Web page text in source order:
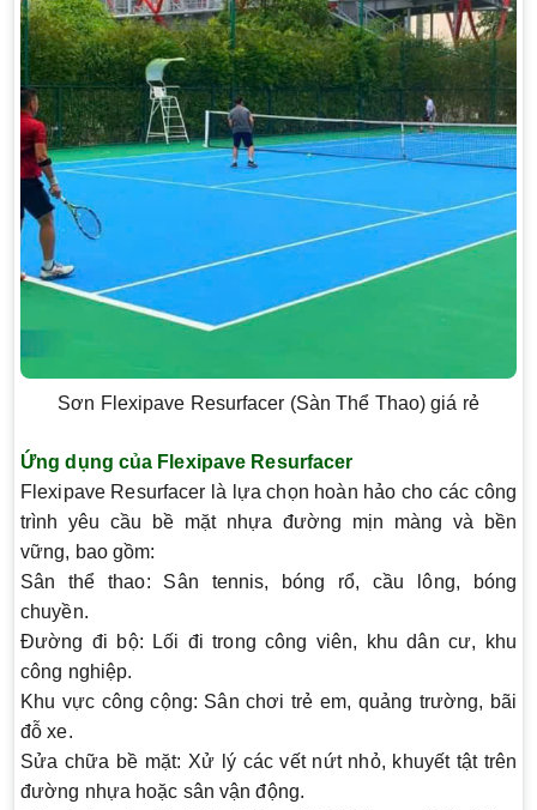
Sơn Flexipave Resurfacer (Sàn Thể Thao) giá rẻ
Ứng dụng của Flexipave Resurfacer
Flexipave Resurfacer là lựa chọn hoàn hảo cho các công
trình yêu cầu bề mặt nhựa đường mịn màng và bền
vững, bao gồm:
Sân thể thao: Sân tennis, bóng rổ, cầu lông, bóng
chuyền.
Đường đi bộ: Lối đi trong công viên, khu dân cư, khu
công nghiệp.
Khu vực công cộng: Sân chơi trẻ em, quảng trường, bãi
đỗ xe.
Sửa chữa bề mặt: Xử lý các vết nứt nhỏ, khuyết tật trên
đường nhựa hoặc sân vận động.